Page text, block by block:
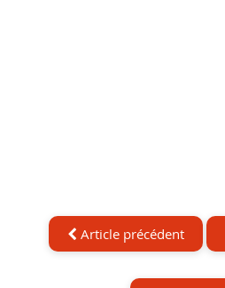
Article précédent